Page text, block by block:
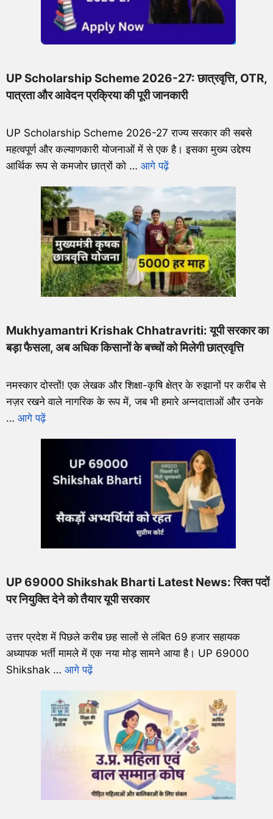
UP Scholarship Scheme 2026-27: छात्रवृत्ति, OTR,
पात्रता और आवेदन प्रक्रिया की पूरी जानकारी
UP Scholarship Scheme 2026-27 राज्य सरकार की सबसे
महत्वपूर्ण और कल्याणकारी योजनाओं में से एक है। इसका मुख्य उद्देश्य
आर्थिक रूप से कमजोर छात्रों को … आगे पढ़ें
Mukhyamantri Krishak Chhatravriti: यूपी सरकार का
बड़ा फैसला, अब अधिक किसानों के बच्चों को मिलेगी छात्रवृत्ति
नमस्कार दोस्तों! एक लेखक और शिक्षा-कृषि क्षेत्र के रुझानों पर करीब से
नज़र रखने वाले नागरिक के रूप में, जब भी हमारे अन्नदाताओं और उनके
… आगे पढ़ें
UP 69000 Shikshak Bharti Latest News: रिक्त पदों
पर नियुक्ति देने को तैयार यूपी सरकार
उत्तर प्रदेश में पिछले करीब छह सालों से लंबित 69 हजार सहायक
अध्यापक भर्ती मामले में एक नया मोड़ सामने आया है। UP 69000
Shikshak … आगे पढ़ें